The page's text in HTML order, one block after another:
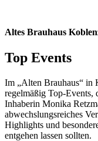
Altes Brauhaus
Top Events
Im „Alten Brauhaus“ in
regelmäßig Top-Events,
Inhaberin Monika
abwechslungsreiches
Highlights und
entgehen lassen sollten.